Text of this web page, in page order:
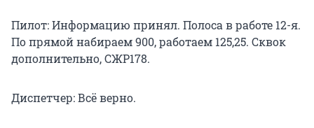
Пилот: Информацию принял. Полоса в работе 12-я.
По прямой набираем 900, работаем 125,25. Сквок
дополнительно, СЖР178.
Диспетчер: Всё верно.